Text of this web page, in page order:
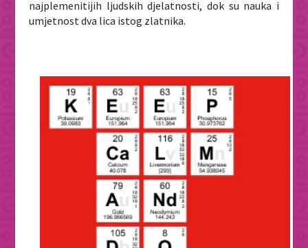
najplemenitijih ljudskih djelatnosti, dok su nauka i
umjetnost dva lica istog zlatnika.